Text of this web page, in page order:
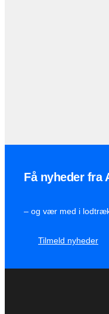
Få nyheder fra
– og vær med i
Tilmeld nyheder